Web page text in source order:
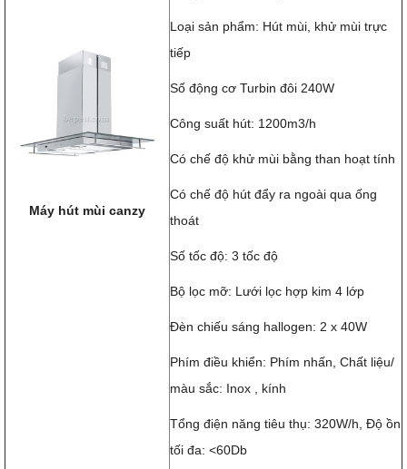
Máy hút mùi canzy
Loại sản phẩm: Hút mùi, khử mùi trực
tiếp
Số động cơ Turbin đôi 240W
Công suất hút: 1200m3/h
Có chế độ khử mùi bằng than hoạt tính
Có chế độ hút đẩy ra ngoài qua ống
thoát
Số tốc độ: 3 tốc độ
Bộ lọc mỡ: Lưới lọc hợp kim 4 lớp
Đèn chiếu sáng hallogen: 2 x 40W
Phím điều khiển: Phím nhấn, Chất liệu/
màu sắc: Inox , kính
Tổng điện năng tiêu thụ: 320W/h, Độ ồn
tối đa: <60Db